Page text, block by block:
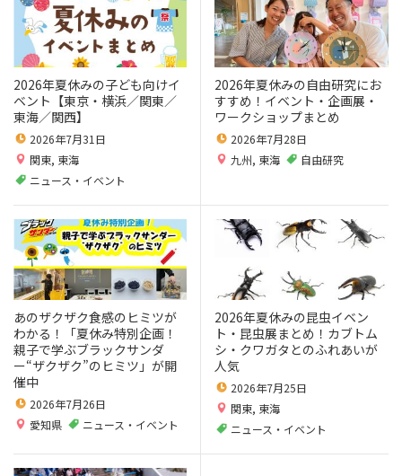
2026年夏休みの子ども向けイ
ベント【東京・横浜／関東／
東海／関西】
2026年7月31日
関東, 東海
ニュース・イベント
2026年夏休みの自由研究にお
すすめ！イベント・企画展・
ワークショップまとめ
2026年7月28日
九州, 東海 自由研究
あのザクザク食感のヒミツが
わかる！「夏休み特別企画！
親子で学ぶブラックサンダ
ー“ザクザク”のヒミツ」が開
催中
2026年7月26日
愛知県
ニュース・イベント
2026年夏休みの昆虫イベン
ト・昆虫展まとめ！カブトム
シ・クワガタとのふれあいが
人気
2026年7月25日
関東, 東海
ニュース・イベント